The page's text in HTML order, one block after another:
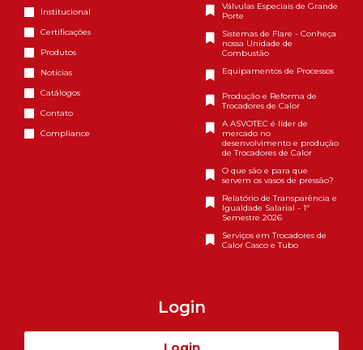
Institucional
Certificações
Produtos
Notícias
Catálogos
Contato
Compliance
Válvulas Especiais de Grande
Porte
Sistemas de Flare - Conheça
nossa Unidade de
Combustão
Equipamentos de Processos
Produção e Reforma de
Trocadores de Calor
A ASVOTEC é líder de
mercado no
desenvolvimento e produção
de Trocadores de Calor
O que são e para que
servem os vasos de pressão?
Relatório de Transparência e
Igualdade Salarial - 1º
Semestre 2026
Serviços em Trocadores de
Calor Casco e Tubo
Login